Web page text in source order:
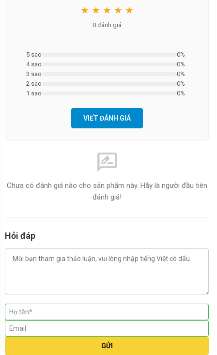
★ ★ ★ ★ ★
0 đánh giá
5 sao
0%
4 sao
0%
3 sao
0%
2 sao
0%
1 sao
0%
VIẾT ĐÁNH GIÁ
rate_review
Chưa có đánh giá nào cho sản phẩm này. Hãy là người đầu tiên
đánh giá!
Hỏi đáp
GỬI